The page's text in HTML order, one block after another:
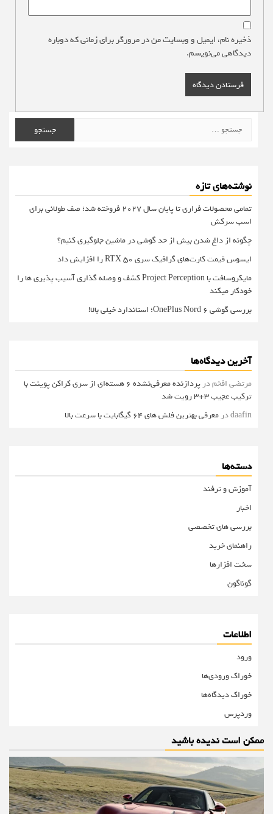
ذخیره نام، ایمیل و وبسایت من در مرورگر برای زمانی که دوباره
دیدگاهی می‌نویسم.
برای:
نوشته‌های تازه
تمامی محصولات فراری تا پایان سال ۲۰۲۷ فروخته شد؛ صف طولانی برای
اسب سرکش
چگونه از داغ شدن بیش از حد گوشی در ماشین جلوگیری کنیم؟
ایسوس قیمت کارت‌های گرافیک سری RTX 50 را افزایش داد
مایکروسافت با Project Perception کشف و وصله گذاری آسیب پذیری ها را
خودکار میکند
بررسی گوشی OnePlus Nord 6؛ استاندارد خیلی بالا!
آخرین دیدگاه‌ها
مرتضی افخمدر
پردازنده معرفی‌نشده 6 هسته‌ای از سری کراکن پوینت با
ترکیب عجیب 3+3 رویت شد
daafinدرمعرفی بهترین فلش های 64 گیگابایت با سرعت بالا
دسته‌ها
آموزش و ترفند
اخبار
بررسی های تخصصی
راهنمای خرید
سخت افزارها
گوناگون
اطلاعات
ورود
خوراک ورودی‌ها
خوراک دیدگاه‌ها
وردپرس
ممکن است ندیده باشید